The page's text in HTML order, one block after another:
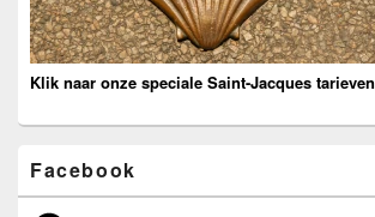
Klik naar onze speciale Saint-Jacques tarieven
Facebook